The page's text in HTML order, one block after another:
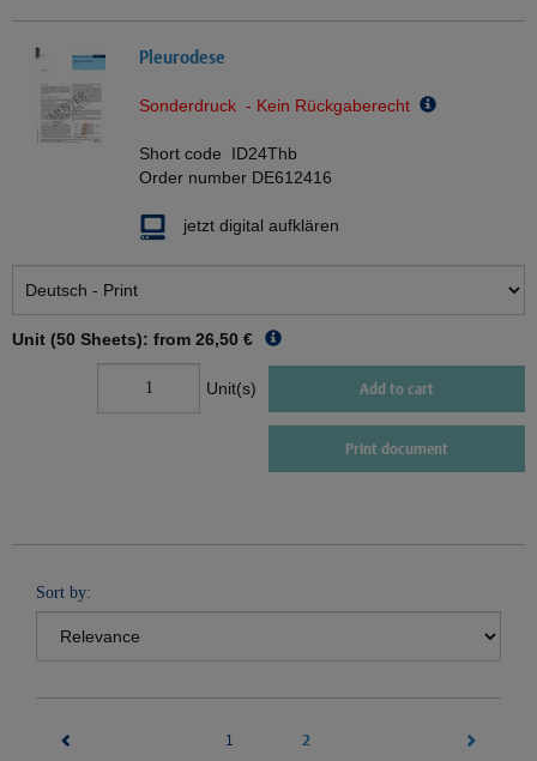
Pleurodese
Sonderdruck - Kein Rückgaberecht
Short code ID24Thb
Order number DE612416
jetzt digital aufklären
Unit (50 Sheets): from 26,50 €
Unit(s) Add to cart
Print document
Sort by:
1 2